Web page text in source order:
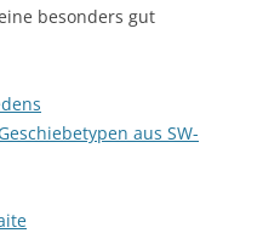
besonders gut
aus SW-